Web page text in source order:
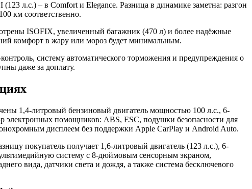
л.с.) – в Comfort и Elegance. Разница в динамике заметна: разгон
км соответственно.
ISOFIX, увеличенный багажник (470 л) и более надёжные
комфорт в жару или мороз будет минимальным.
систему автоматического торможения и предупреждения о
даже за доплату.
1,4-литровый бензиновый двигатель мощностью 100 л.с., 6-
электронных помощников: ABS, ESC, подушки безопасности для
дисплеем без поддержки Apple CarPlay и Android Auto.
покупатель получает 1,6-литровый двигатель (123 л.с.), 6-
систему с 8-дюймовым сенсорным экраном,
вида, датчики света и дождя, а также система бесключевого